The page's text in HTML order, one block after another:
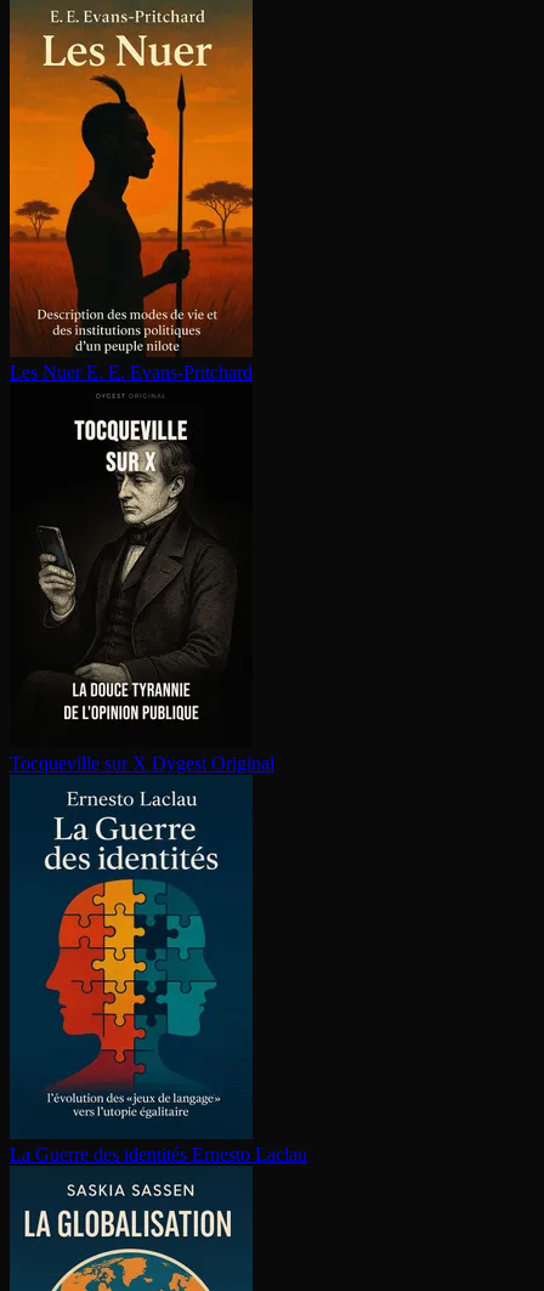
Les Nuer E. E. Evans-Pritchard
Tocqueville sur X Dygest Original
La Guerre des identités Ernesto Laclau